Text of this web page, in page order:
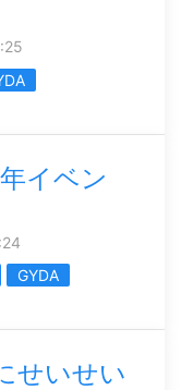
イベン
GYDA
せいせい